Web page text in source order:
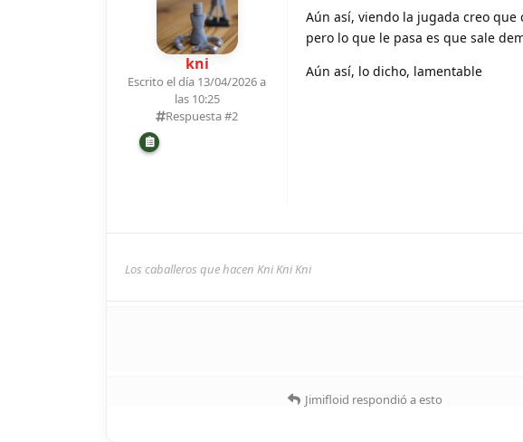
kni
Escrito el día 13/04/2026 a
las 10:25
Respuesta #2
Aún así, viendo la jugada creo
pero lo que le pasa es que sale
Aún así, lo dicho, lamentable
Los caballeros que hacen Kni Kni Kni
Jimifloid respondió a esto